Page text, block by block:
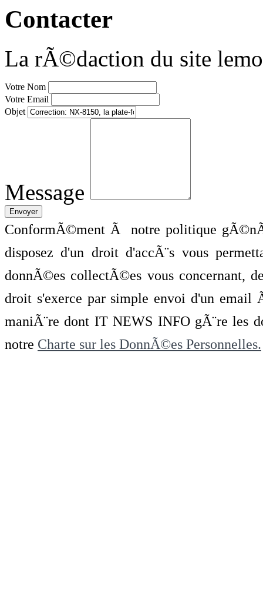
Contacter
La rÃ©daction du site
Votre Nom
Votre Email
Objet
Message
ConformÃ©ment Ã notre politique
disposez d'un droit d'accÃ¨s vous
donnÃ©es collectÃ©es vous concernant,
droit s'exerce par simple envoi d'un
maniÃ¨re dont IT NEWS INFO gÃ¨re les
notre Charte sur les DonnÃ©es Personnelles.